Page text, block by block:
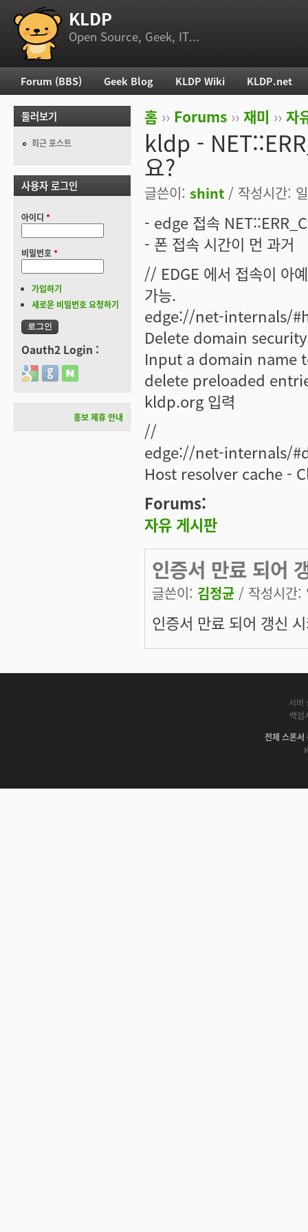
부 메뉴 KLDP
Open Source, Geek, IT...
현재 위치
홈 ›› Forums ›› 재미 ›› 자
kldp -
요?
글쓴이: shint / 작성시간:
- edge 접속
- 폰 접속 시간이 먼 과거
// EDGE 에서 접속이 아
가능.
edge://net-internals/
Delete domain
Input a domain name
delete preloaded
kldp.org 입력
//
edge://net-internals/
Host resolver cache -
Forums:
자유 게시판
인증서 만료 되어
글쓴이: 김정균 / 작성시간
인증서 만료 되어 갱신
주 메뉴
Forum (BBS) Geek Blog KLDP Wiki KLDP.net
둘러보기
최근 포스트
사용자 로그인
아이디 *
비밀번호*
가입하기
새로운 비밀번호 요청하기
Oauth2 Login :
Login with Google
Login with GitHub
Login with Naver
홍보 제휴 안내
서버
백업
전체 스폰서